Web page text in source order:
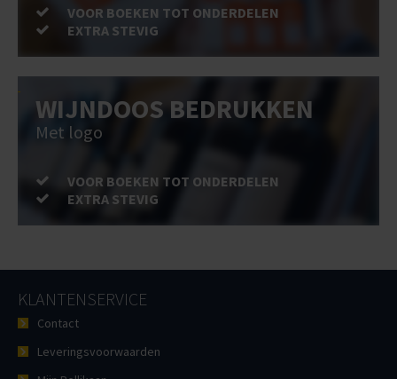
VOOR BOEKEN TOT ONDERDELEN
EXTRA STEVIG
WIJNDOOS BEDRUKKEN
Met logo
VOOR BOEKEN TOT ONDERDELEN
EXTRA STEVIG
KLANTENSERVICE
Contact
Leveringsvoorwaarden